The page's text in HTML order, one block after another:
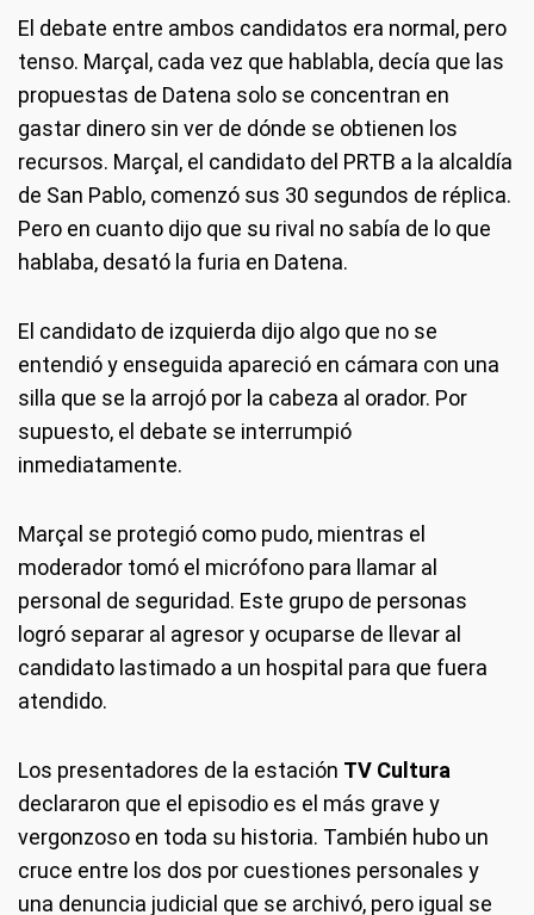
El debate entre ambos candidatos era normal, pero
tenso. Marçal, cada vez que hablabla, decía que las
propuestas de Datena solo se concentran en
gastar dinero sin ver de dónde se obtienen los
recursos. Marçal, el candidato del PRTB a la alcaldía
de San Pablo, comenzó sus 30 segundos de réplica.
Pero en cuanto dijo que su rival no sabía de lo que
hablaba, desató la furia en Datena.
El candidato de izquierda dijo algo que no se
entendió y enseguida apareció en cámara con una
silla que se la arrojó por la cabeza al orador. Por
supuesto, el debate se interrumpió
inmediatamente.
Marçal se protegió como pudo, mientras el
moderador tomó el micrófono para llamar al
personal de seguridad. Este grupo de personas
logró separar al agresor y ocuparse de llevar al
candidato lastimado a un hospital para que fuera
atendido.
Los presentadores de la estación TV Cultura
declararon que el episodio es el más grave y
vergonzoso en toda su historia. También hubo un
cruce entre los dos por cuestiones personales y
una denuncia judicial que se archivó, pero igual se